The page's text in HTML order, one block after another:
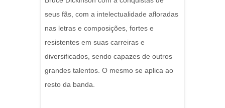
seus fãs, com a intelectualidade afloradas
nas letras e composições, fortes e
resistentes em suas carreiras e
diversificados, sendo capazes de outros
grandes talentos. O mesmo se aplica ao
resto da banda.